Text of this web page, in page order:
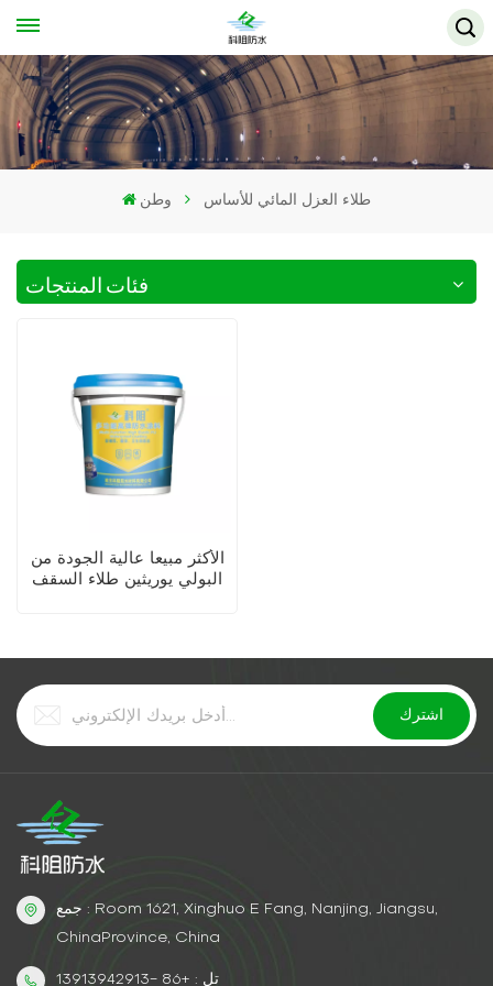
وطن طلاء العزل المائي للأساس
فئات المنتجات
الأكثر مبيعا عالية الجودة من
البولي يوريثين طلاء السقف
جمع : Room 1621, Xinghuo E Fang, Nanjing, Jiangsu,
ChinaProvince, China
تل : +86 -13913942913